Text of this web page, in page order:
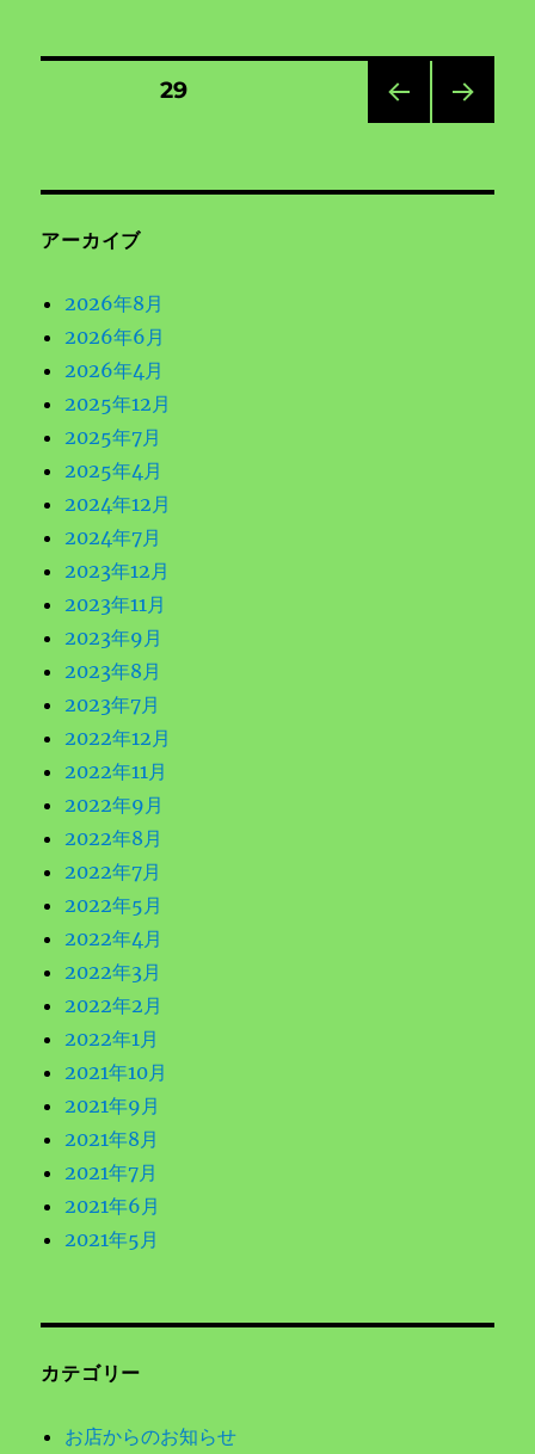
の
ー
ジ
送
り
固定ページ29
アーカイブ
2026年8月
2026年6月
2026年4月
2025年12月
2025年7月
2025年4月
2024年12月
2024年7月
2023年12月
2023年11月
2023年9月
2023年8月
2023年7月
2022年12月
2022年11月
2022年9月
2022年8月
2022年7月
2022年5月
2022年4月
2022年3月
2022年2月
2022年1月
2021年10月
2021年9月
2021年8月
2021年7月
2021年6月
2021年5月
カテゴリー
お店からのお知らせ